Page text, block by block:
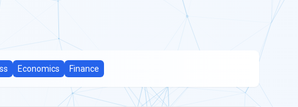
Economics Finance